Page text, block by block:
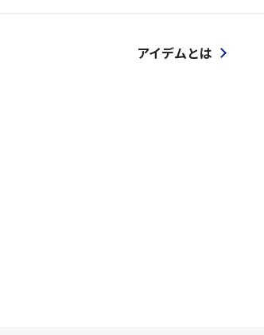
アイデムとは